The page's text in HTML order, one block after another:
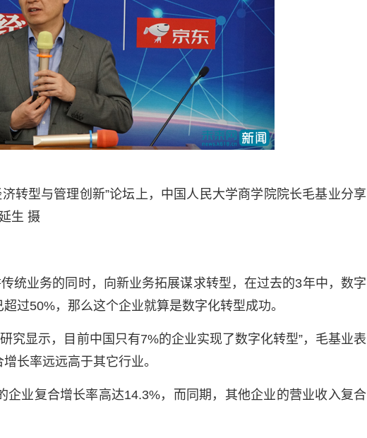
转型与管理创新”论坛上，中国人民大学商学院院长毛基业分享
生 摄
统业务的同时，向新业务拓展谋求转型，在过去的3年中，数字
过50%，那么这个企业就算是数字化转型成功。
究显示，目前中国只有7%的企业实现了数字化转型”，毛基业表
长率远远高于其它行业。
企业复合增长率高达14.3%，而同期，其他企业的营业收入复合